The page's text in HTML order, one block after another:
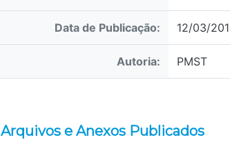
Data de Publicação: 12/03/
Autoria: PMST
Arquivos e Anexos Publicados